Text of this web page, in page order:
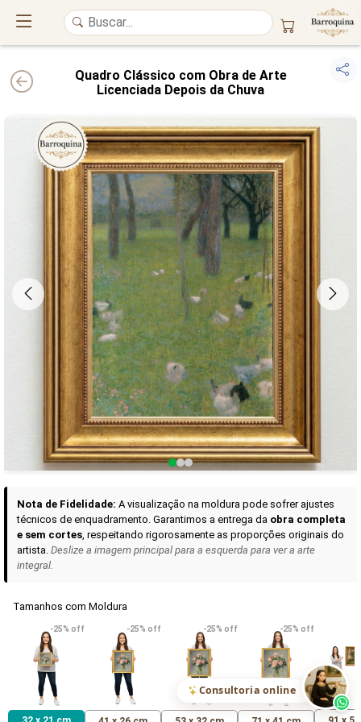
UM ATELIÊ 100% FINE ART
Trazemos a imponência dasmaiores obras de arte do mundo
para o
alto padrão da sua casa. Nosso acervo reúne a genialidade de grandes
pintores renomados , resgatando artes reais e o requinte inconfundível
das obras do século XIX . Produção artesanal emCanvas 100% Algodão
Madeira Maciçae impressão comPigmentação Mineral
QUALIDADE DE MUSEU GARANTIA ETERNA
Curadoria das Campanhas
A seleção de obras-primas apresentadas em nossos vídeos nas redes
sociais, reunidas aqui para sua apreciação.
VER DETALHES
Madona de Loreto
R$ 538,42
VER DETALHES
Narciso- caravaggio
R$ 365,92
VER
Maria
uma Rosa
R$ 365,92
Consultoria online
Quadro Clássico com Obra de Arte
Licenciada Depois da Chuva
Nota de Fidelidade: A visualização na moldura pode sofrer ajustes
técnicos de enquadramento. Garantimos a entrega da obra completa
e sem cortes, respeitando rigorosamente as proporções originais do
artista. Deslize a imagem principal para a esquerda para ver a arte
integral.
Tamanhos com Moldura
-25% off -25% off -25% off -25% off